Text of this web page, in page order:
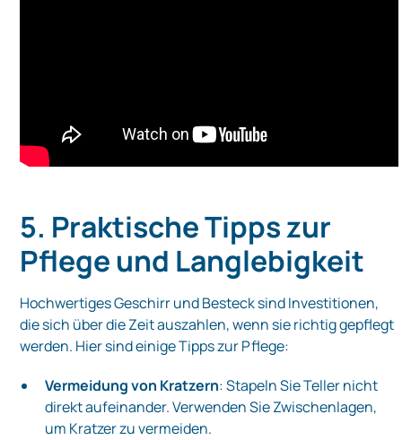
5. Praktische Tipps zur
Pflege und Langlebigkeit
Hochwertiges Geschirr und Besteck sind Investitionen,
die sich über die Zeit auszahlen, wenn sie richtig gepflegt
werden. Hier sind einige Tipps zur Pflege:
Vermeidung von Kratzern: Stapeln Sie Teller nicht
direkt aufeinander. Verwenden Sie Zwischenlagen,
um Kratzer zu vermeiden.